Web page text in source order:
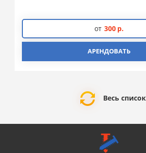
от 300 р.
АРЕНДОВАТЬ
Весь список